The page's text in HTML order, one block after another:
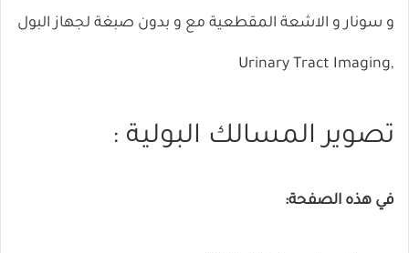
و سونار و الاشعة المقطعية مع و بدون صبغة لجهاز البول
,Urinary Tract Imaging
تصوير المسالك البولية :
في هذه الصفحة: